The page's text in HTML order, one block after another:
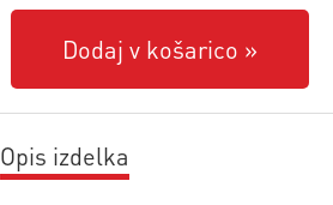
Dodaj v košarico
Opis izdelka